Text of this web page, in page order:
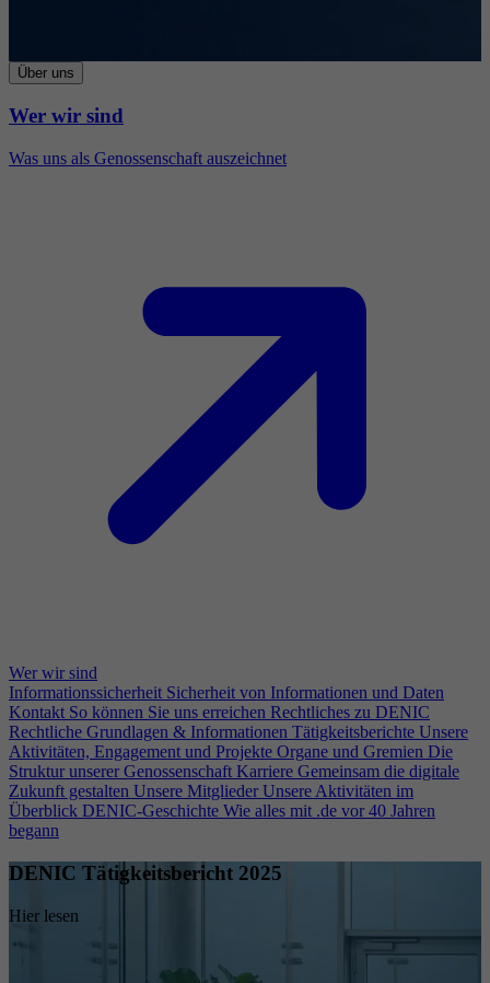
Über uns
Wer wir sind
Was uns als Genossenschaft auszeichnet
Wer wir sind
Informationssicherheit Sicherheit von Informationen und Daten
Kontakt So können Sie uns erreichen Rechtliches zu DENIC
Rechtliche Grundlagen & Informationen Tätigkeitsberichte Unsere
Aktivitäten, Engagement und Projekte Organe und Gremien Die
Struktur unserer Genossenschaft Karriere Gemeinsam die digitale
Zukunft gestalten Unsere Mitglieder Unsere Aktivitäten im
Überblick DENIC-Geschichte Wie alles mit .de vor 40 Jahren
begann
DENIC Tätigkeitsbericht 2025
Hier lesen